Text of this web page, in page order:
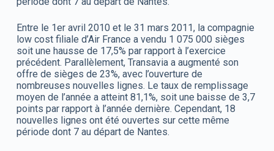
Entre le 1er avril 2010 et le 31 mars 2011, la compagnie
low cost filiale d’Air France a vendu 1 075 000 sièges
soit une hausse de 17,5% par rapport à l’exercice
précédent. Parallèlement, Transavia a augmenté son
offre de sièges de 23%, avec l’ouverture de
nombreuses nouvelles lignes. Le taux de remplissage
moyen de l’année a atteint 81,1%, soit une baisse de 3,7
points par rapport à l’année dernière. Cependant, 18
nouvelles lignes ont été ouvertes sur cette même
période dont 7 au départ de Nantes.